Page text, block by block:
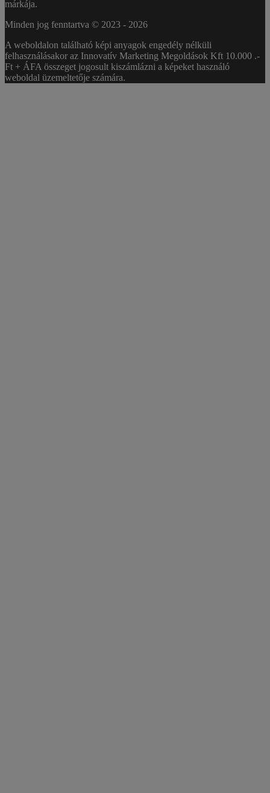
márkája.
Minden jog fenntartva © 2023 - 2026
A weboldalon található képi anyagok engedély nélküli
felhasználásakor az Innovatív Marketing Megoldások Kft 10.000 .-
Ft + ÁFA összeget jogosult kiszámlázni a képeket használó
weboldal üzemeltetője számára.